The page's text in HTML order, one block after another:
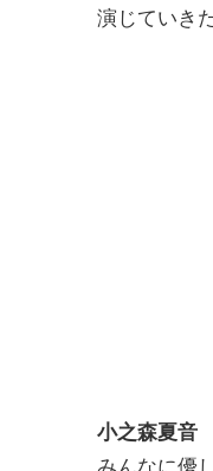
演じていき
小之森夏音
みんなに優